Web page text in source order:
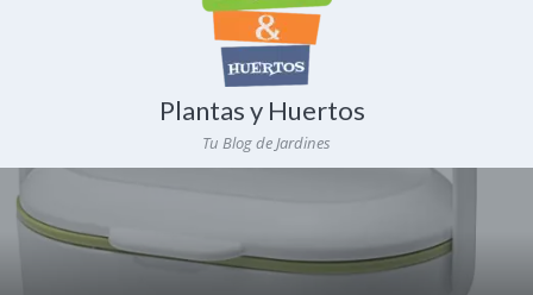
Plantas y Huertos
Tu Blog de Jardines